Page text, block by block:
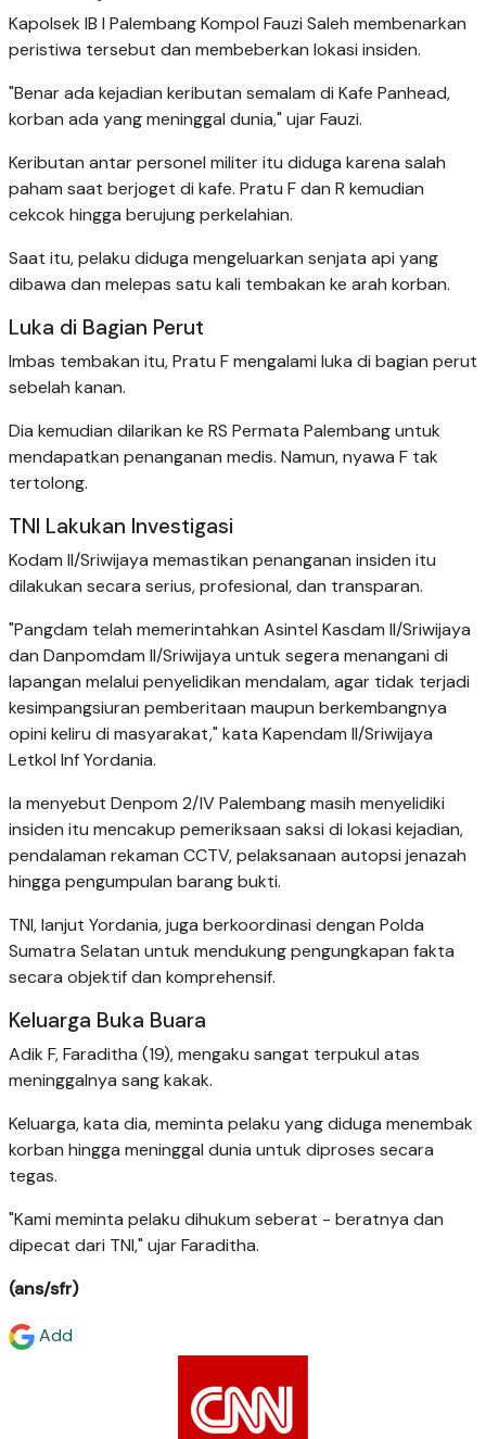
Kapolsek IB I Palembang Kompol Fauzi Saleh membenarkan
peristiwa tersebut dan membeberkan lokasi insiden.
"Benar ada kejadian keributan semalam di Kafe Panhead,
korban ada yang meninggal dunia," ujar Fauzi.
Keributan antar personel militer itu diduga karena salah
paham saat berjoget di kafe. Pratu F dan R kemudian
cekcok hingga berujung perkelahian.
Saat itu, pelaku diduga mengeluarkan senjata api yang
dibawa dan melepas satu kali tembakan ke arah korban.
Luka di Bagian Perut
Imbas tembakan itu, Pratu F mengalami luka di bagian perut
sebelah kanan.
Dia kemudian dilarikan ke RS Permata Palembang untuk
mendapatkan penanganan medis. Namun, nyawa F tak
tertolong.
TNI Lakukan Investigasi
Kodam II/Sriwijaya memastikan penanganan insiden itu
dilakukan secara serius, profesional, dan transparan.
"Pangdam telah memerintahkan Asintel Kasdam II/Sriwijaya
dan Danpomdam II/Sriwijaya untuk segera menangani di
lapangan melalui penyelidikan mendalam, agar tidak terjadi
kesimpangsiuran pemberitaan maupun berkembangnya
opini keliru di masyarakat," kata Kapendam II/Sriwijaya
Letkol Inf Yordania.
Ia menyebut Denpom 2/IV Palembang masih menyelidiki
insiden itu mencakup pemeriksaan saksi di lokasi kejadian,
pendalaman rekaman CCTV, pelaksanaan autopsi jenazah
hingga pengumpulan barang bukti.
TNI, lanjut Yordania, juga berkoordinasi dengan Polda
Sumatra Selatan untuk mendukung pengungkapan fakta
secara objektif dan komprehensif.
Keluarga Buka Buara
Adik F, Faraditha (19), mengaku sangat terpukul atas
meninggalnya sang kakak.
Keluarga, kata dia, meminta pelaku yang diduga menembak
korban hingga meninggal dunia untuk diproses secara
tegas.
"Kami meminta pelaku dihukum seberat - beratnya dan
dipecat dari TNI," ujar Faraditha.
(ans/sfr)
Add